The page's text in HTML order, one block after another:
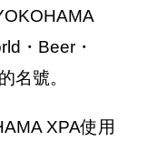
・Beer・
名號。
XPA使用